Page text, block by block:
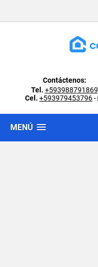
Contáctenos:
Tel. +593988791869
Cel. +593979453796-
MENÚ